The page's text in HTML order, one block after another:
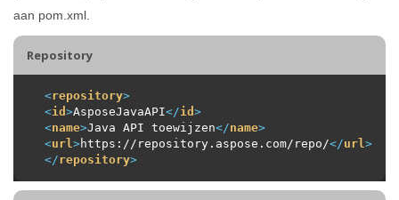
aan pom.xml.
Repository
<repository>
<id >AsposeJavaAPI</id >
<name>Java API toewijzen</name>
<url >https://repository.aspose.com/repo/</url >
</repository>